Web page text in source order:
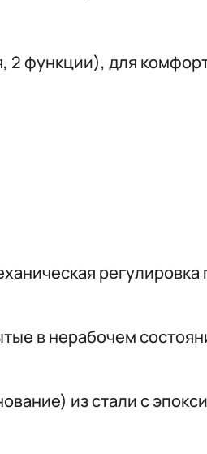
функции), для
в нерабочем
из стали с